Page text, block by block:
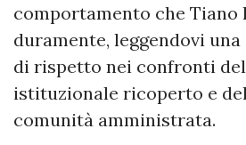
comportamento che Tiano
duramente, leggendovi una
di rispetto nei confronti
istituzionale ricoperto e
comunità amministrata.